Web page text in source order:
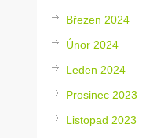
Březen 2024
Únor 2024
Leden 2024
Prosinec 2023
Listopad 2023